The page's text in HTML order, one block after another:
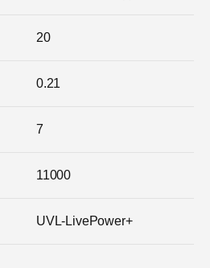
20
0.21
7
11000
UVL-LivePower+